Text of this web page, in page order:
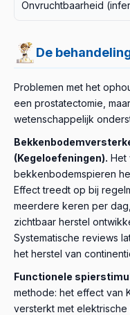
worden beïnvloed,
Onvruchtbaarheid
verdwijnt de ejaculatie
vruchtbaarheid. Dit is
mogelijkheid tot
De
Problemen met het
een prostatectomie,
wetenschappelijk
(Kegeloefeningen). Het
bekkenbodemspieren
Effect treedt op bij
meerdere keren per
zichtbaar herstel
Systematische reviews
het herstel van
Functionele
methode: het effect van
versterkt met